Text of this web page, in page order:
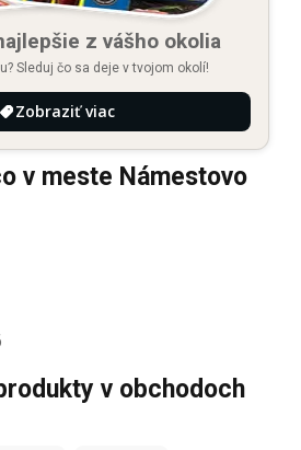
z vášho okolia
Sleduj čo sa deje v tvojom okolí!
Zobraziť viac
v meste Námestovo
v obchodoch